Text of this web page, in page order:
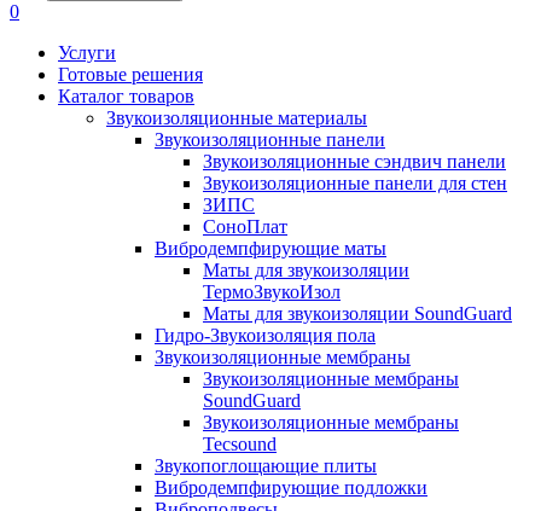
0
Услуги
Готовые решения
Каталог товаров
Звукоизоляционные материалы
Звукоизоляционные панели
Звукоизоляционные сэндвич панели
Звукоизоляционные панели для стен
ЗИПС
СоноПлат
Вибродемпфирующие маты
Маты для звукоизоляции
ТермоЗвукоИзол
Маты для звукоизоляции SoundGuard
Гидро-Звукоизоляция пола
Звукоизоляционные мембраны
Звукоизоляционные мембраны
SoundGuard
Звукоизоляционные мембраны
Tecsound
Звукопоглощающие плиты
Вибродемпфирующие подложки